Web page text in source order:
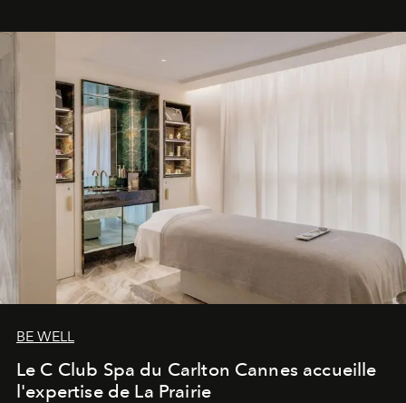
BE WELL
Le C Club Spa du Carlton Cannes accueille
l'expertise de La Prairie